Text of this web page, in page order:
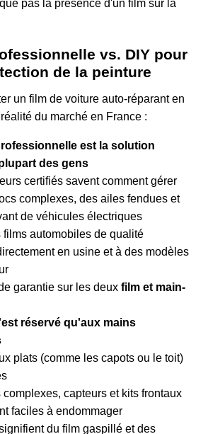
pas la présence d'un film sur la
vs. DIY pour
de la peinture
un film de voiture auto-réparant en
du marché en France :
est la solution
des gens
certifiés savent comment gérer
complexes, des ailes fendues et
de véhicules électriques
films automobiles de qualité
en usine et à des modèles
garantie sur les deux film et main-
réservé qu'aux mains
plats (comme les capots ou le toit)
complexes, capteurs et kits frontaux
faciles à endommager
du film gaspillé et des